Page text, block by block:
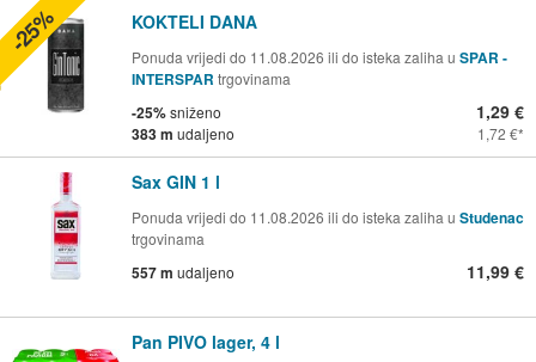
KOKTELI DANA
Ponuda vrijedi do 11.08.2026 ili do isteka zaliha u SPAR -
INTERSPAR trgovinama
-25%sniženo
383 m udaljeno
1,29 €
1,72 €
-25%
Sax GIN 1 l
Ponuda vrijedi do 11.08.2026 ili do isteka zaliha u Studenac
trgovinama
557 m udaljeno 11,99 €
Pan PIVO lager, 4 l